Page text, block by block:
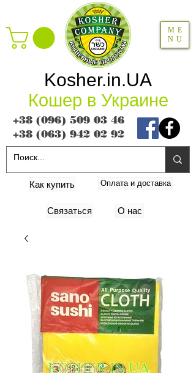
Kosher.in.UA
+38 (096) 509 03 46
+38 (063) 942 02 92
Кошер в Украине
Оплата и доставка
О нас
Связаться
Как купить
ME
NU